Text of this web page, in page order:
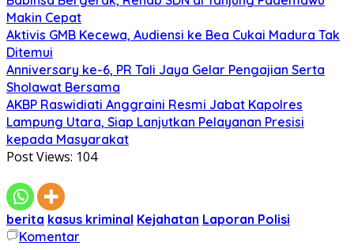
Makin Cepat
Aktivis GMB Kecewa, Audiensi ke Bea Cukai Madura Tak
Ditemui
Anniversary ke-6, PR Tali Jaya Gelar Pengajian Serta
Sholawat Bersama
AKBP Raswidiati Anggraini Resmi Jabat Kapolres
Lampung Utara, Siap Lanjutkan Pelayanan Presisi
kepada Masyarakat
Post Views: 104
berita kasus kriminal Kejahatan Laporan Polisi
Komentar